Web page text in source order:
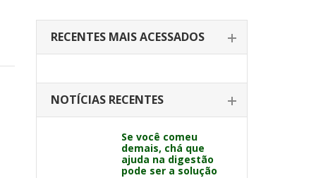
RECENTES MAIS ACESSADOS
NOTÍCIAS RECENTES
Se você comeu
demais, chá que
ajuda na digestão
pode ser a solução